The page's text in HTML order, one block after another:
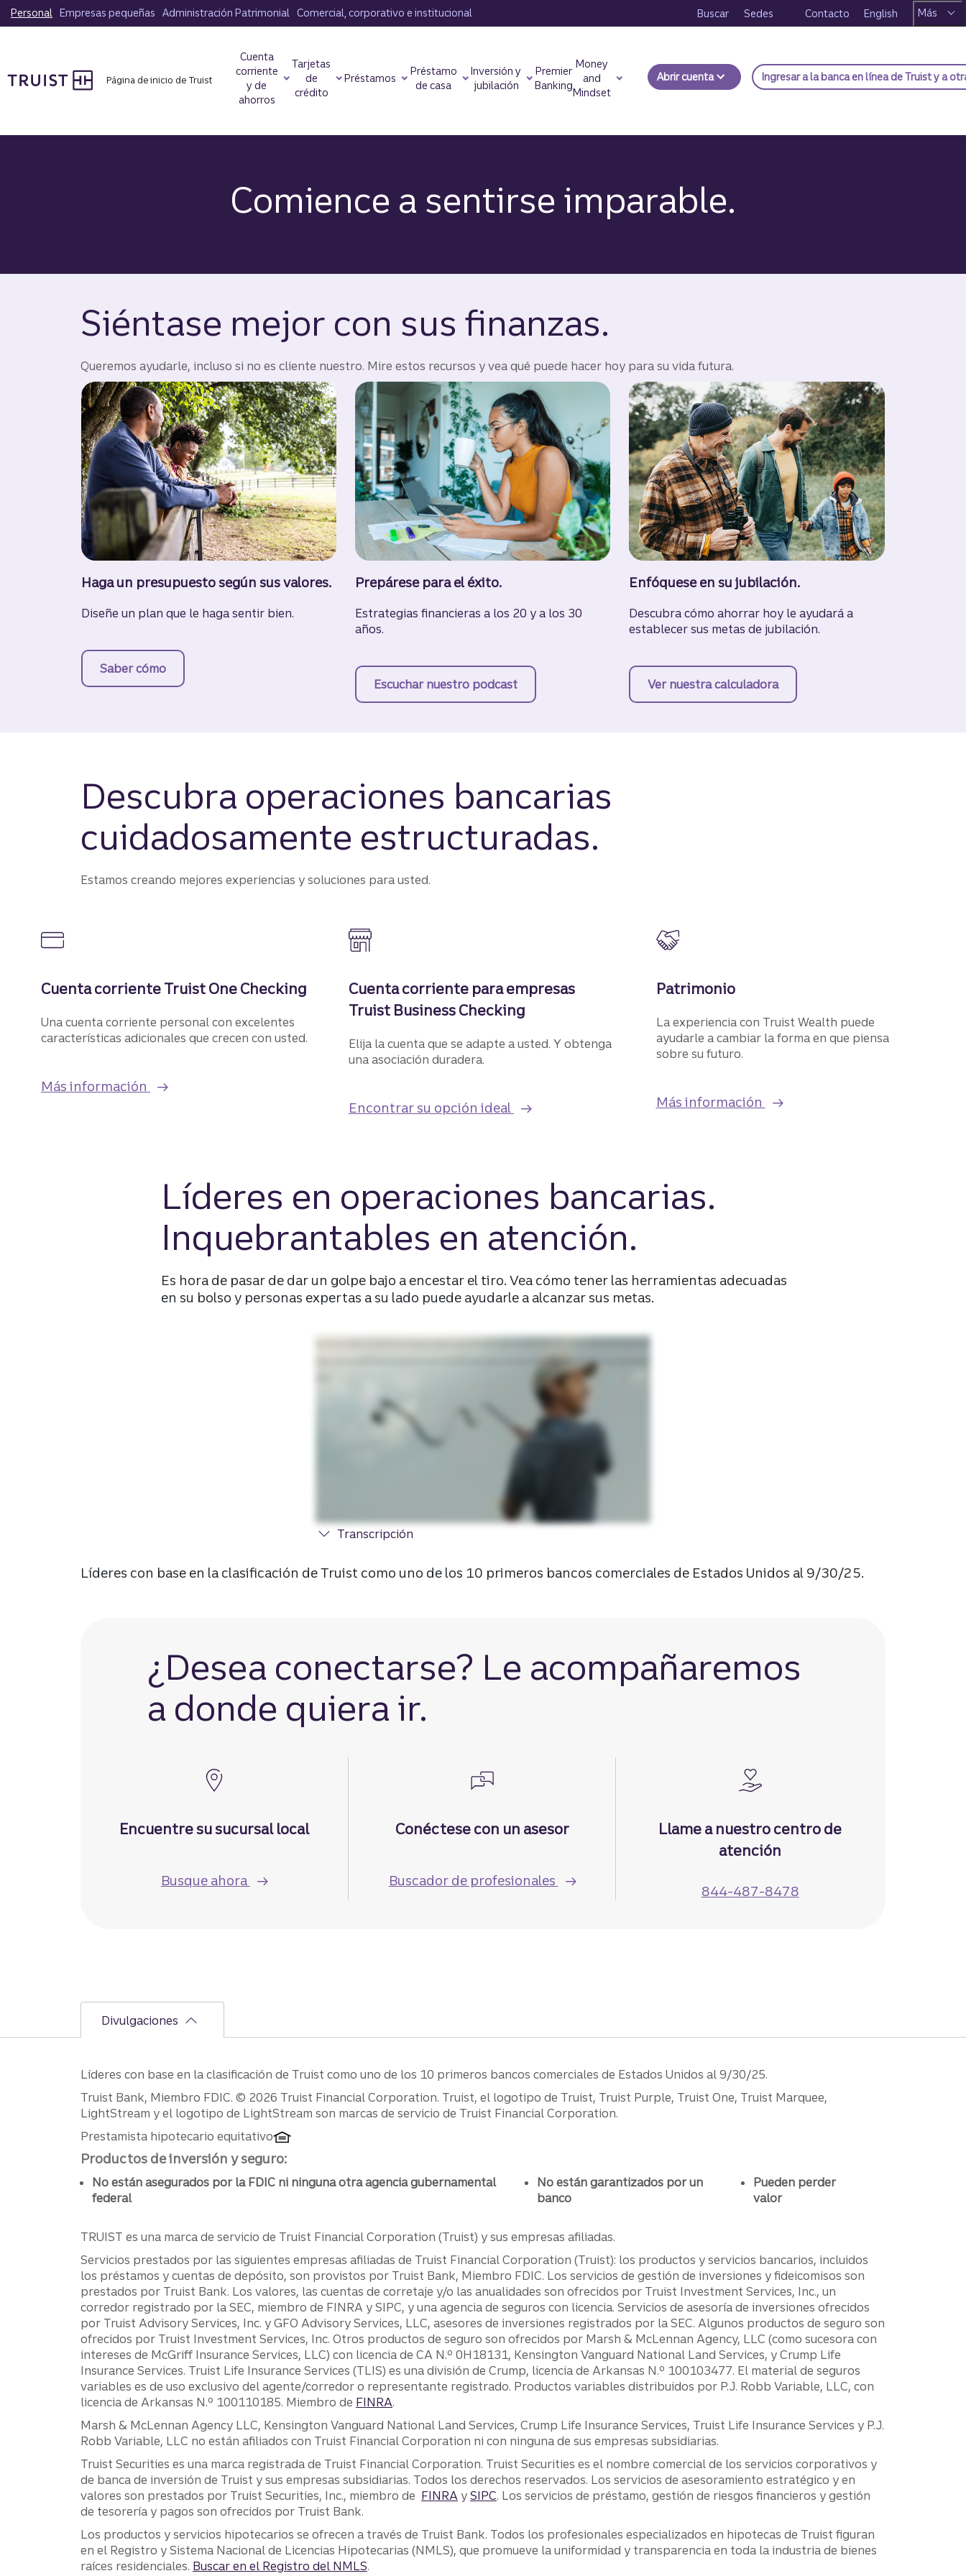
Saltar
al
Personal Empresas pequeñas Administración Patrimonial Comercial, corporativo e institucional Buscar Sedes Contacto English Más
Página de inicio de Truist
Cuenta
corriente
y de
ahorros
Tarjetas
de
crédito
Préstamos
Préstamo
de casa
Inversión y
jubilación
Premier
Banking
Money
and
Mindset
Abrir cuenta Ingresara la banca en línea de Truist y a
Comience a sentirse imparable.
Siéntase mejor con sus finanzas.
Queremos ayudarle, incluso si no es cliente nuestro. Mire estos recursos y vea qué puede hacer hoy para su vida futura.
Haga un presupuesto según sus valores.
Diseñe un plan que le haga sentir bien.
Saber cómo construir un presupuesto con base en sus valores puede beneficiarle.
Prepárese para el éxito.
Estrategias financieras a los 20 y a los 30
años.
Escuchar nuestro podcast sobre sugerencias de ahorro a los 20 y a los 30 años.
Enfóquese en su jubilación.
Descubra cómo ahorrar hoy le ayudará a
establecer sus metas de jubilación.
Ver nuestra calculadorade ahorros para la jubilación
Descubra operaciones bancarias
cuidadosamente estructuradas.
Estamos creando mejores experiencias y soluciones para usted.
Cuenta corriente Truist One Checking
Una cuenta corriente personal con excelentes
características adicionales que crecen con usted.
Más información
Cuenta corriente para empresas
Truist Business Checking
Elija la cuenta que se adapte a usted. Y obtenga
una asociación duradera.
Encontrar su opción ideal
con nuestras soluciones de cuentas corrientes para empresas
Patrimonio
La experiencia con Truist Wealth puede
ayudarle a cambiar la forma en que piensa
sobre su futuro.
Más información
Líderes en operaciones bancarias.
Inquebrantables en atención.
Es hora de pasar de dar un golpe bajo a encestar el tiro. Vea cómo tener las herramientas adecuadas
en su bolso y personas expertas a su lado puede ayudarle a alcanzar sus metas.
Transcripción
Líderes con base en la clasificación de Truist como uno de los 10 primeros bancos comerciales de Estados Unidos al 9/30/25.
¿Desea conectarse? Le acompañaremos
a donde quiera ir.
Encuentre su sucursal local
Busque ahora
Conéctese con un asesor
Buscador de profesionales
Llame a nuestro centro de
atención
844-487-8478
Divulgaciones
Líderes con base en la clasificación de Truist como uno de los 10 primeros bancos comerciales de Estados Unidos al 9/30/25.
Divulgaciones
Truist Bank, Miembro FDIC. © 2026 Truist Financial Corporation. Truist, el logotipo de Truist, Truist Purple, Truist One, Truist Marquee,
LightStream y el logotipo de LightStream son marcas de servicio de Truist Financial Corporation.
Prestamista hipotecario equitativo
Productos de inversión y seguro:
No están asegurados por la FDIC ni ninguna otra agencia gubernamental
federal
No están garantizados por un
banco
Pueden perder
valor
TRUIST es una marca de servicio de Truist Financial Corporation (Truist) y sus empresas afiliadas.
Servicios prestados por las siguientes empresas afiliadas de Truist Financial Corporation (Truist): los productos y servicios bancarios, incluidos
los préstamos y cuentas de depósito, son provistos por Truist Bank, Miembro FDIC. Los servicios de gestión de inversiones y fideicomisos son
prestados por Truist Bank. Los valores, las cuentas de corretaje y/o las anualidades son ofrecidos por Truist Investment Services, Inc., un
corredor registrado por la SEC, miembro de FINRA y SIPC, y una agencia de seguros con licencia. Servicios de asesoría de inversiones ofrecidos
por Truist Advisory Services, Inc. y GFO Advisory Services, LLC, asesores de inversiones registrados por la SEC. Algunos productos de seguro son
ofrecidos por Truist Investment Services, Inc. Otros productos de seguro son ofrecidos por Marsh & McLennan Agency, LLC (como sucesora con
intereses de McGriff Insurance Services, LLC) con licencia de CA N.º 0H18131, Kensington Vanguard National Land Services, y Crump Life
Insurance Services. Truist Life Insurance Services (TLIS) es una división de Crump, licencia de Arkansas N.º 100103477. El material de seguros
variables es de uso exclusivo del agente/corredor o representante registrado. Productos variables distribuidos por P.J. Robb Variable, LLC, con
licencia de Arkansas N.º 100110185. Miembro de FINRA.
Marsh & McLennan Agency LLC, Kensington Vanguard National Land Services, Crump Life Insurance Services, Truist Life Insurance Services y P.J.
Robb Variable, LLC no están afiliados con Truist Financial Corporation ni con ninguna de sus empresas subsidiarias.
Truist Securities es una marca registrada de Truist Financial Corporation. Truist Securities es el nombre comercial de los servicios corporativos y
de banca de inversión de Truist y sus empresas subsidiarias. Todos los derechos reservados. Los servicios de asesoramiento estratégico y en
valores son prestados por Truist Securities, Inc., miembro de FINRA y SIPC. Los servicios de préstamo, gestión de riesgos financieros y gestión
de tesorería y pagos son ofrecidos por Truist Bank.
Los productos y servicios hipotecarios se ofrecen a través de Truist Bank. Todos los profesionales especializados en hipotecas de Truist figuran
en el Registro y Sistema Nacional de Licencias Hipotecarias (NMLS), que promueve la uniformidad y transparencia en toda la industria de bienes
raíces residenciales. Buscar en el Registro del NMLS.